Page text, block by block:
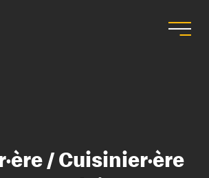
/ Cuisinier·ère